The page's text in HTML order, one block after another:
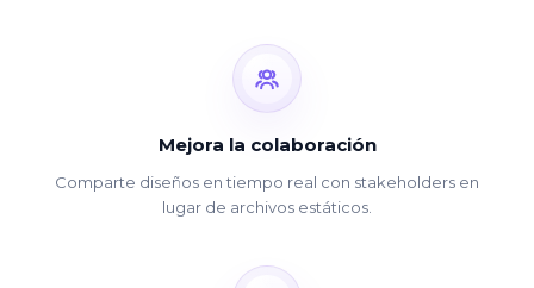
Mejora la colaboración
Comparte diseños en tiempo real con stakeholders en
lugar de archivos estáticos.